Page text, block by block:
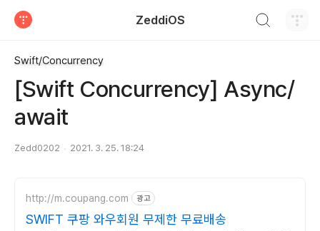
ZeddiOS
Swift/Concurrency
[Swift Concurrency] Async/
await
Zedd0202 2021. 3. 25. 18:24
http://m.coupang.com 광고
SWIFT 쿠팡 와우회원 무제한 무료배송